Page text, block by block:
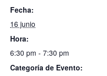
Fecha:
16 junio
Hora:
6:30 pm - 7:30 pm
Categoría de Evento: